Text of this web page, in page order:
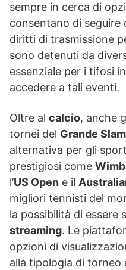
sempre in cerca di
consentano di
diritti di trasmissione
sono detenuti da
essenziale per i tifosi
accedere a tali eventi.
Oltre al calcio, anche
tornei del Grande Slam
alternativa per gli
prestigiosi come
l’US Open e il
migliori tennisti del
la possibilità di essere
streaming. Le
opzioni di
alla tipologia di torneo